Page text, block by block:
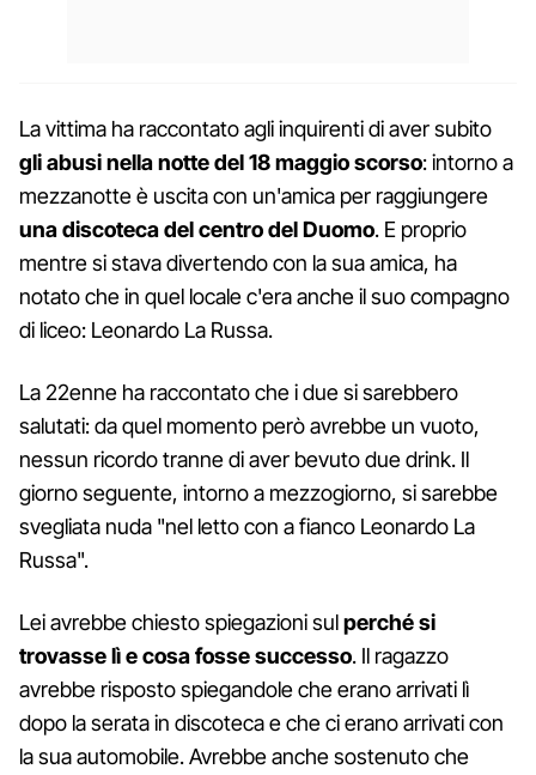
La vittima ha raccontato agli inquirenti di aver subito
gli abusi nella notte del 18 maggio scorso: intorno a
mezzanotte è uscita con un'amica per raggiungere
una discoteca del centro del Duomo. E proprio
mentre si stava divertendo con la sua amica, ha
notato che in quel locale c'era anche il suo compagno
di liceo: Leonardo La Russa.
La 22enne ha raccontato che i due si sarebbero
salutati: da quel momento però avrebbe un vuoto,
nessun ricordo tranne di aver bevuto due drink. Il
giorno seguente, intorno a mezzogiorno, si sarebbe
svegliata nuda "nel letto con a fianco Leonardo La
Russa".
Lei avrebbe chiesto spiegazioni sulperché si
trovasse lì e cosa fosse successo. Il ragazzo
avrebbe risposto spiegandole che erano arrivati lì
dopo la serata in discoteca e che ci erano arrivati con
la sua automobile. Avrebbe anche sostenuto che